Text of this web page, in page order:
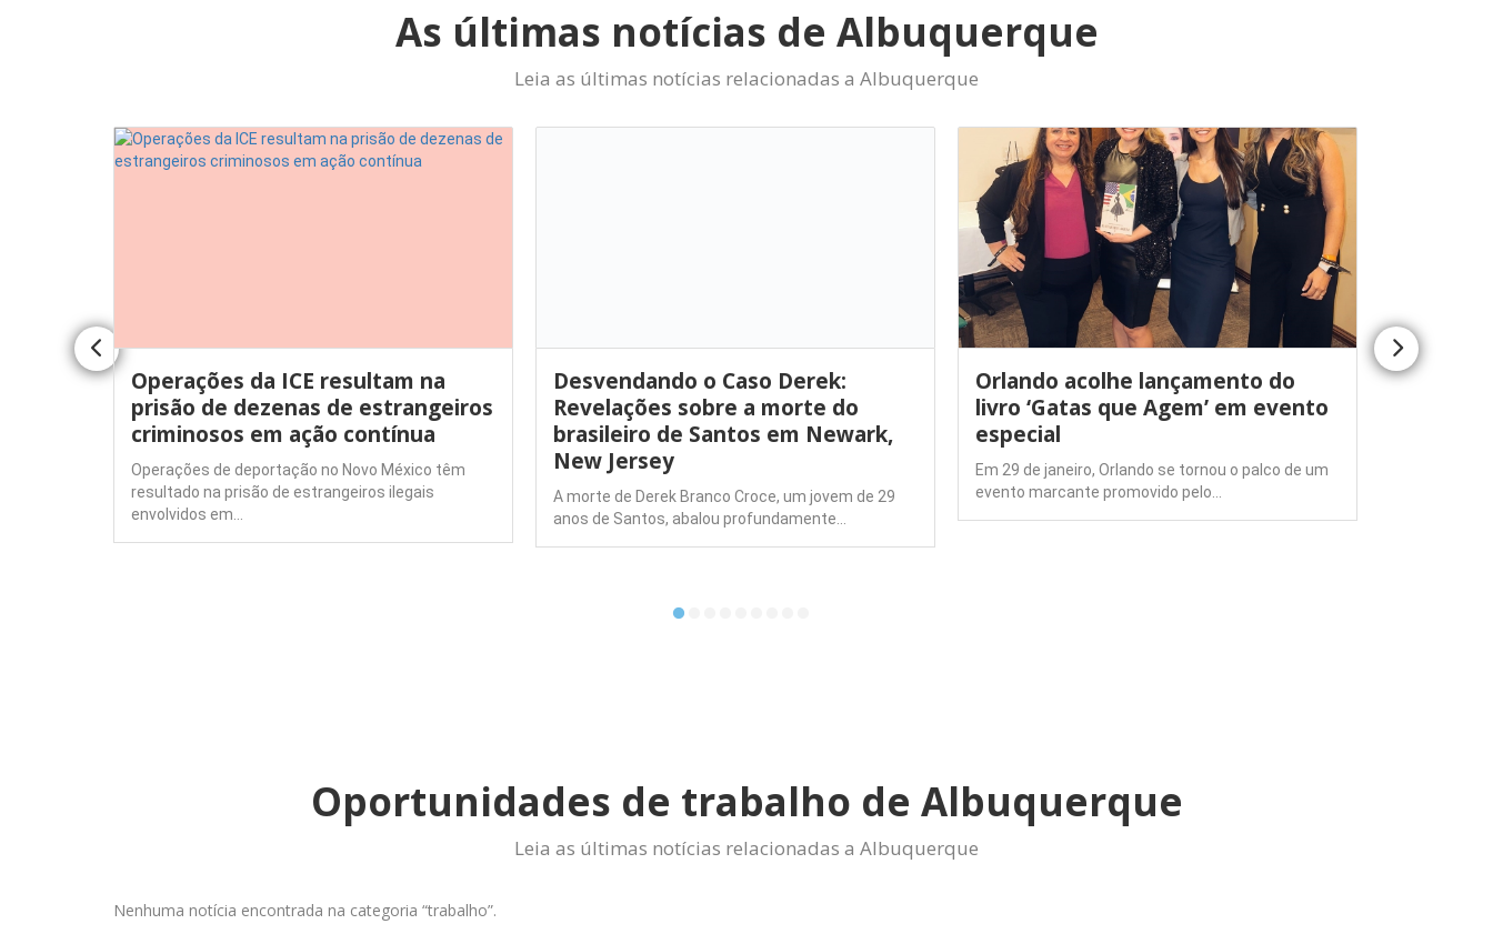
As últimas notícias de Albuquerque
Leia as últimas notícias relacionadas a Albuquerque
Operações da ICE resultam na
prisão de dezenas de estrangeiros
criminosos em ação contínua
Operações de deportação no Novo México têm
resultado na prisão de estrangeiros ilegais
envolvidos em…
Desvendando o Caso Derek:
Revelações sobre a morte do
brasileiro de Santos em Newark,
New Jersey
A morte de Derek Branco Croce, um jovem de 29
anos de Santos, abalou profundamente…
Orlando acolhe lançamento do
livro ‘Gatas que Agem’ em evento
especial
Em 29 de janeiro, Orlando se tornou o palco de um
evento marcante promovido pelo…
Oportunidades de trabalho de Albuquerque
Leia as últimas notícias relacionadas a Albuquerque
Nenhuma notícia encontrada na categoria “trabalho”.